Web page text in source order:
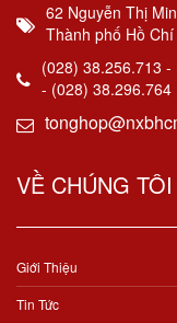
62 Nguyễn Thị
Thành phố Hồ Chí
(028) 38.256.713
- (028) 38.296.764
VỀ CHÚNG TÔI
Giới Thiệu
Tin Tức